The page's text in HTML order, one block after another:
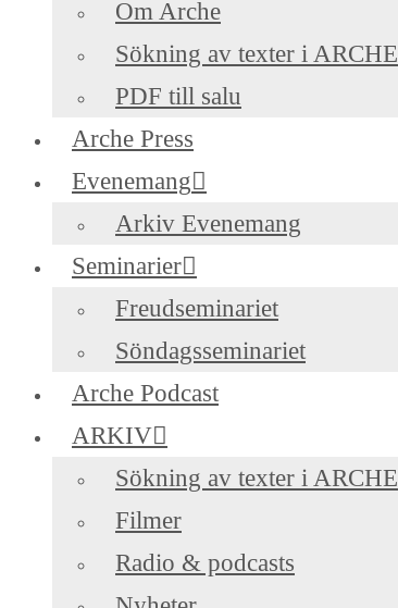
Om Arche
Sökning av texter i ARCHE
PDF till salu
Arche Press
Evenemang
Arkiv Evenemang
Seminarier
Freudseminariet
Söndagsseminariet
Arche Podcast
ARKIV
Sökning av texter i ARCHE
Filmer
Radio & podcasts